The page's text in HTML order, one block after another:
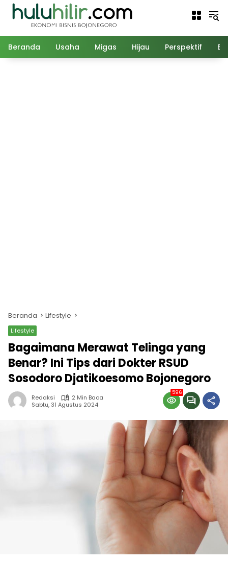
Langsung
Beranda Usaha Migas Hijau Perspektif
Beranda Lifestyle
Lifestyle
Bagaimana Merawat Telinga yang
Benar? Ini Tips dari Dokter RSUD
Sosodoro Djatikoesomo Bojonegoro
Redaksi
2 Min Baca
Sabtu, 31 Agustus 2024
596